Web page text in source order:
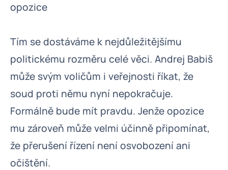
opozice
Tím se dostáváme k nejdůležitějšímu
politickému rozměru celé věci. Andrej Babiš
může svým voličům i veřejnosti říkat, že
soud proti němu nyní nepokračuje.
Formálně bude mít pravdu. Jenže opozice
mu zároveň může velmi účinně připomínat,
že přerušení řízení není osvobození ani
očištění.